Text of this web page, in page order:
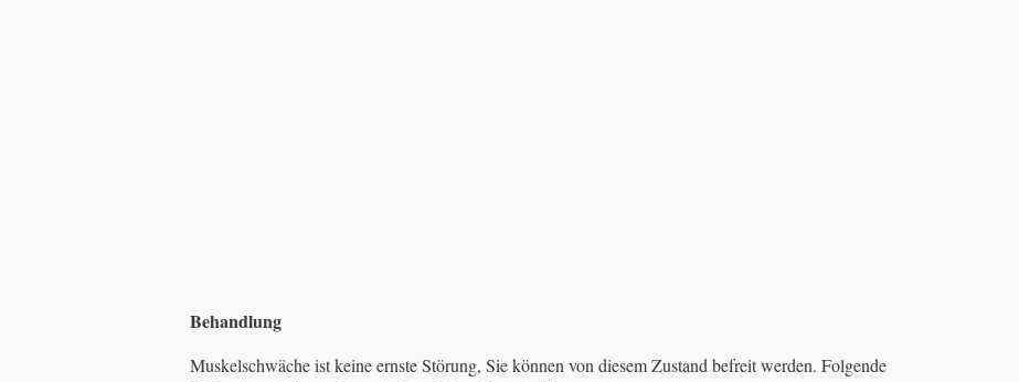
Behandlung
Muskelschwäche ist keine ernste Störung, Sie können von diesem Zustand befreit werden. Folgende